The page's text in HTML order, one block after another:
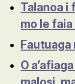
Talanoa i
mo le
Fautuaga
O